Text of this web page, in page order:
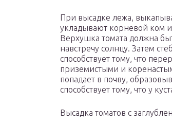
При высадке лежа,
укладывают корневой ком
Верхушка томата должна
навстречу солнцу. Затем
способствует тому, что
приземистыми и
попадает в почву,
способствует тому, что у
Высадка томатов с